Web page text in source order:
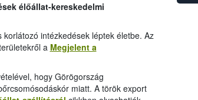
élőállat-kereskedelmi
intézkedések léptek életbe. Az
a Megjelent a
hogy Görögország
miatt. A török export